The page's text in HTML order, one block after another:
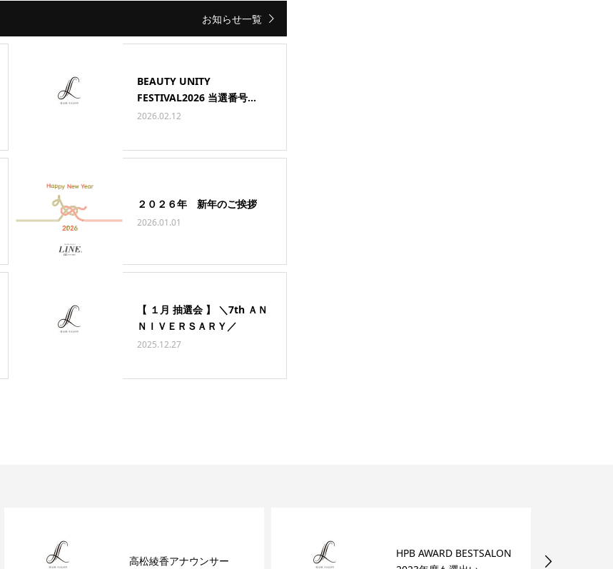
お知らせ一覧
BEAUTY UNITY
FESTIVAL2026 当選番号...
2026.02.12
２０２６年 新年のご挨拶
2026.01.01
【 １月 抽選会 】 ＼7th ＡＮ
ＮＩＶＥＲＳＡＲＹ／
2025.12.27
高松綾香アナウンサー
HPB AWARD BESTSALON